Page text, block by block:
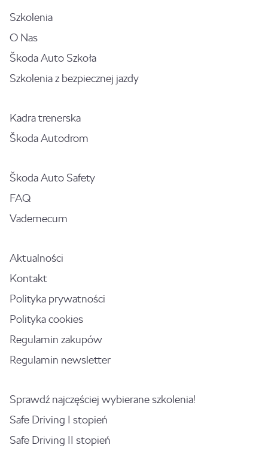
Szkolenia
O Nas
Škoda Auto Szkoła
Szkolenia z bezpiecznej jazdy
Kadra trenerska
Škoda Autodrom
Škoda Auto Safety
FAQ
Vademecum
Aktualności
Kontakt
Polityka prywatności
Polityka cookies
Regulamin zakupów
Regulamin newsletter
Sprawdź najczęściej wybierane szkolenia!
Safe Driving I stopień
Safe Driving II stopień